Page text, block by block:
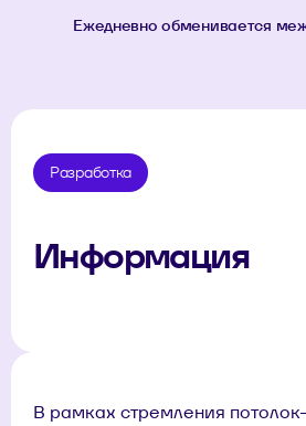
Ежедневно обменивается
В рамках стремления
Разработка
Информация